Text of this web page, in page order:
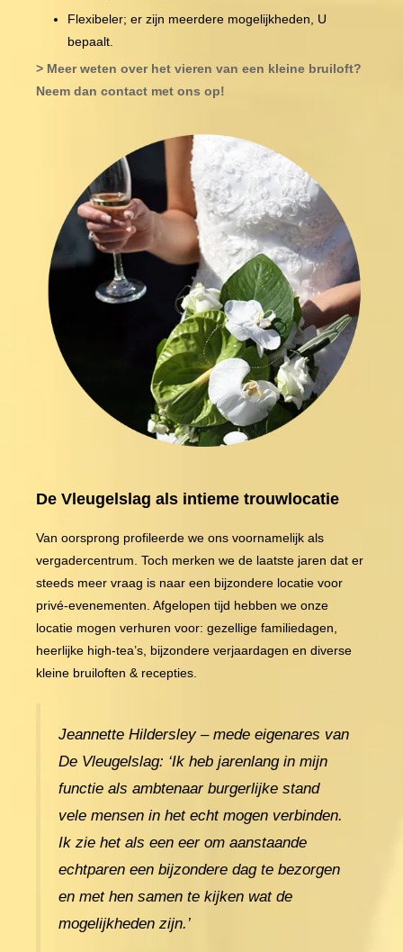
Flexibeler; er zijn meerdere mogelijkheden, U
bepaalt.
> Meer weten over het vieren van een kleine bruiloft?
Neem dan contact met ons op!
De Vleugelslag als intieme trouwlocatie
Van oorsprong profileerde we ons voornamelijk als
vergadercentrum. Toch merken we de laatste jaren dat er
steeds meer vraag is naar een bijzondere locatie voor
privé-evenementen. Afgelopen tijd hebben we onze
locatie mogen verhuren voor: gezellige familiedagen,
heerlijke high-tea’s, bijzondere verjaardagen en diverse
kleine bruiloften & recepties.
Jeannette Hildersley – mede eigenares van
De Vleugelslag: ‘Ik heb jarenlang in mijn
functie als ambtenaar burgerlijke stand
vele mensen in het echt mogen verbinden.
Ik zie het als een eer om aanstaande
echtparen een bijzondere dag te bezorgen
en met hen samen te kijken wat de
mogelijkheden zijn.’